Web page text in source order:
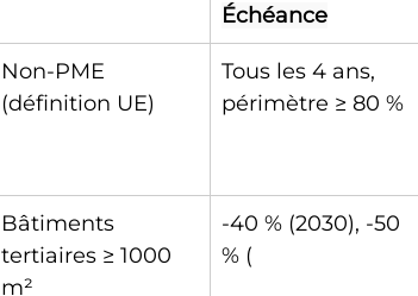
Échéance
Non‑PME
(définition UE)
Tous les 4 ans,
périmètre ≥ 80 %
Bâtiments
tertiaires ≥ 1000
m²
-40 % (2030), -50
% (